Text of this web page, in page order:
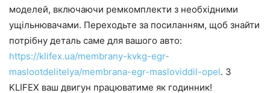
моделей, включаючи ремкомплекти з необхідними
ущільнювачами. Переходьте за посиланням, щоб знайти
потрібну деталь саме для вашого авто:
https://klifex.ua/membrany-kvkg-egr-
maslootdelitelya/membrana-egr-masloviddil-opel. З
KLIFEX ваш двигун працюватиме як годинник!